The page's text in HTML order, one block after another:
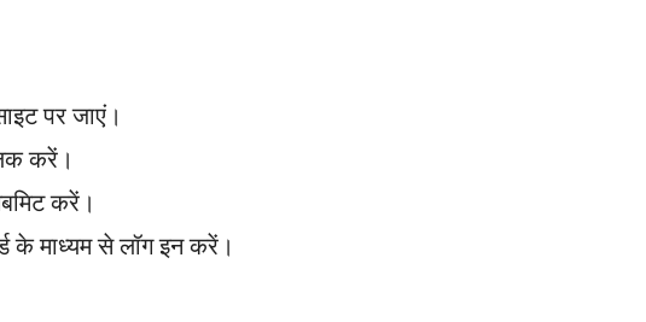
पर जाएं।
करें।
करें।
के माध्यम से लॉग इन करें।